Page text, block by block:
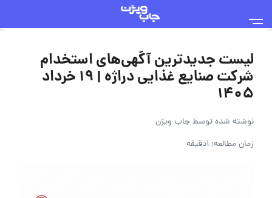
لیست جدیدترین آگهی‌های استخدام
شرکت صنایع غذایی دراژه | ۱۹ خرداد
۱۴۰۵
نوشته شده توسطجاب ویژن
زمان مطالعه: 1دقیقه